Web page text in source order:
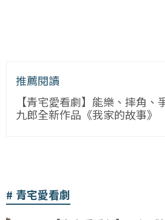
推薦閱讀
【青宅愛看劇】能樂、摔角
九郎全新作品《我家的故事》
青宅愛看劇